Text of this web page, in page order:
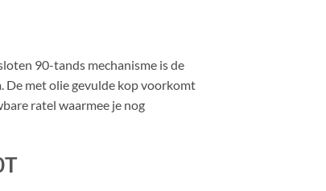
90-tands mechanisme is de
De met olie gevulde kop voorkomt
ratel waarmee je nog